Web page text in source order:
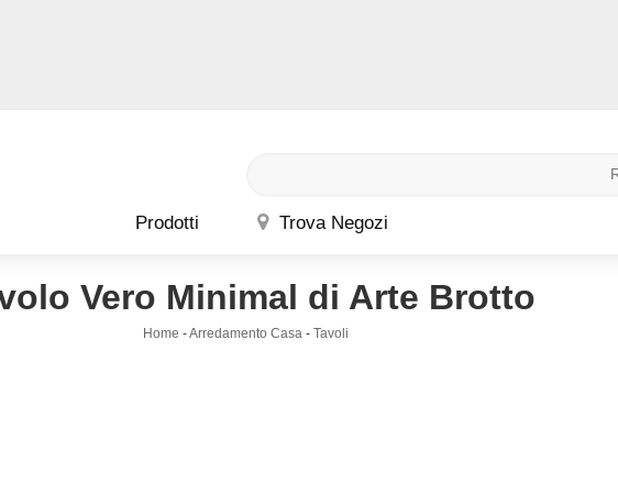
Prodotti Trova Negozi
Vero Minimal di Arte Brotto
Home -Arredamento Casa -Tavoli